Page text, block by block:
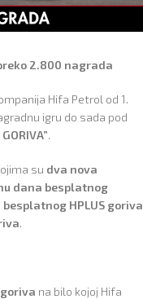
2.800 nagrada
Hifa Petrol od 1.
igru do sada pod
.
su dva nova
dana besplatnog
HPLUS goriva
.
goriva na bilo kojoj Hifa